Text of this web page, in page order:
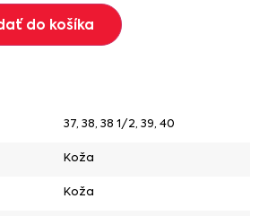
do košíka
37, 38, 38 1/2, 39, 40
Koža
Koža